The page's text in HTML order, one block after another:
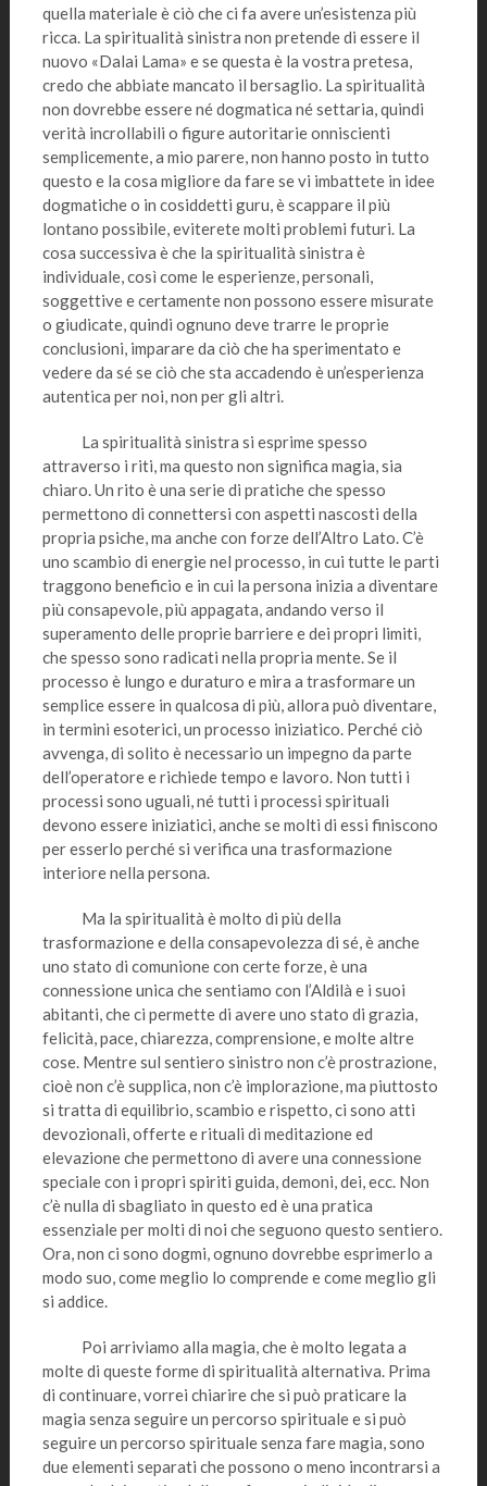
quella materiale è ciò che ci fa avere un’esistenza più
ricca. La spiritualità sinistra non pretende di essere il
nuovo «Dalai Lama» e se questa è la vostra pretesa,
credo che abbiate mancato il bersaglio. La spiritualità
non dovrebbe essere né dogmatica né settaria, quindi
verità incrollabili o figure autoritarie onniscienti
semplicemente, a mio parere, non hanno posto in tutto
questo e la cosa migliore da fare se vi imbattete in idee
dogmatiche o in cosiddetti guru, è scappare il più
lontano possibile, eviterete molti problemi futuri. La
cosa successiva è che la spiritualità sinistra è
individuale, così come le esperienze, personali,
soggettive e certamente non possono essere misurate
o giudicate, quindi ognuno deve trarre le proprie
conclusioni, imparare da ciò che ha sperimentato e
vedere da sé se ciò che sta accadendo è un’esperienza
autentica per noi, non per gli altri.
La spiritualità sinistra si esprime spesso
attraverso i riti, ma questo non significa magia, sia
chiaro. Un rito è una serie di pratiche che spesso
permettono di connettersi con aspetti nascosti della
propria psiche, ma anche con forze dell’Altro Lato. C’è
uno scambio di energie nel processo, in cui tutte le parti
traggono beneficio e in cui la persona inizia a diventare
più consapevole, più appagata, andando verso il
superamento delle proprie barriere e dei propri limiti,
che spesso sono radicati nella propria mente. Se il
processo è lungo e duraturo e mira a trasformare un
semplice essere in qualcosa di più, allora può diventare,
in termini esoterici, un processo iniziatico. Perché ciò
avvenga, di solito è necessario un impegno da parte
dell’operatore e richiede tempo e lavoro. Non tutti i
processi sono uguali, né tutti i processi spirituali
devono essere iniziatici, anche se molti di essi finiscono
per esserlo perché si verifica una trasformazione
interiore nella persona.
Ma la spiritualità è molto di più della
trasformazione e della consapevolezza di sé, è anche
uno stato di comunione con certe forze, è una
connessione unica che sentiamo con l’Aldilà e i suoi
abitanti, che ci permette di avere uno stato di grazia,
felicità, pace, chiarezza, comprensione, e molte altre
cose. Mentre sul sentiero sinistro non c’è prostrazione,
cioè non c’è supplica, non c’è implorazione, ma piuttosto
si tratta di equilibrio, scambio e rispetto, ci sono atti
devozionali, offerte e rituali di meditazione ed
elevazione che permettono di avere una connessione
speciale con i propri spiriti guida, demoni, dei, ecc. Non
c’è nulla di sbagliato in questo ed è una pratica
essenziale per molti di noi che seguono questo sentiero.
Ora, non ci sono dogmi, ognuno dovrebbe esprimerlo a
modo suo, come meglio lo comprende e come meglio gli
si addice.
Poi arriviamo alla magia, che è molto legata a
molte di queste forme di spiritualità alternativa. Prima
di continuare, vorrei chiarire che si può praticare la
magia senza seguire un percorso spirituale e si può
seguire un percorso spirituale senza fare magia, sono
due elementi separati che possono o meno incontrarsi a